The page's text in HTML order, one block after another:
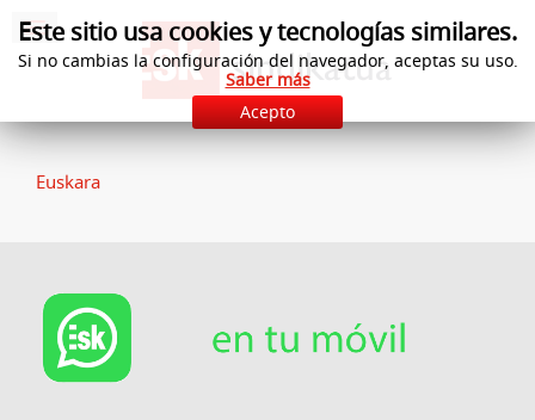
Euskara
Este sitio usa cookies y tecnologías similares.
Si no cambias la configuración del navegador, aceptas su uso.
Saber más
Acepto